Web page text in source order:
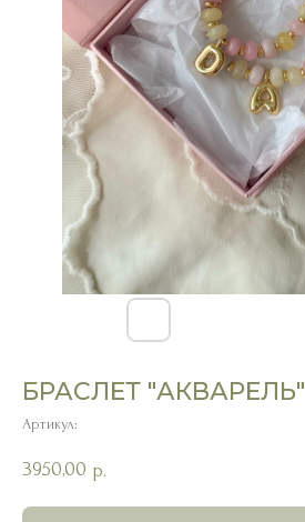
БРАСЛЕТ "АКВАРЕЛЬ"
Артикул:
3950,00 р.